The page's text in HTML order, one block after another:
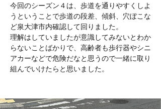
今回のシーズン４は、歩道を通りやすくしよ
うということで歩道の段差、傾斜、穴ぼこな
ど泉大津市内確認して回りました。
理解はしていましたが意識してみないとわか
らないことばかりで、高齢者も歩行器やシニ
アカーなどで危険だなと思うので一緒に取り
組んでいけたらと思いました。